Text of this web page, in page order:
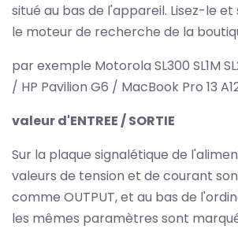
situé au bas de l'appareil. Lisez-le et
le moteur de recherche de la
par exemple Motorola SL300 SL1M
/ HP Pavilion G6 / MacBook Pro 13
valeur d'ENTREE / SORTIE
Sur la plaque signalétique de
valeurs de tension et de courant
comme OUTPUT, et au bas de
les mêmes paramètres sont